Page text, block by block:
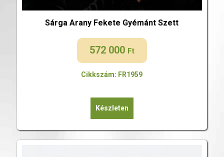
Sárga Arany Fekete Gyémánt Szett
572 000 Ft
Cikkszám: FR1959
Készleten